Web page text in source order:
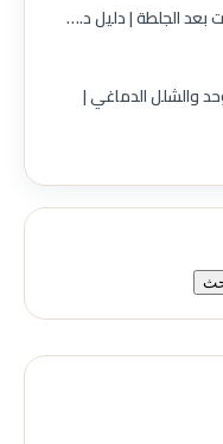
بعد الجلطة | دليل د.…
والشلل الدماغي |